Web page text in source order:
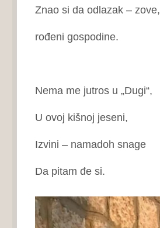
Znao si da odlazak – zove,
rođeni gospodine.
Nema me jutros u „Dugi“,
U ovoj kišnoj jeseni,
Izvini – namadoh snage
Da pitam đe si.